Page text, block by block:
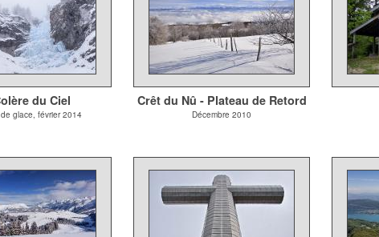
du Ciel
glace, février 2014
Crêt du Nû - Plateau de Retord
Décembre 2010